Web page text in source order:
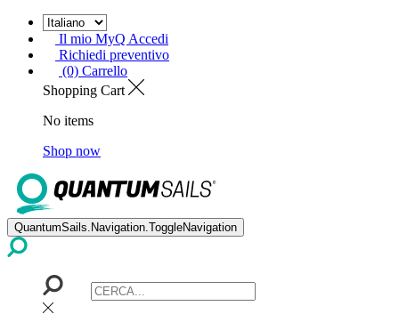
Il mio MyQ Accedi
Richiedi preventivo
(0) Carrello
Shopping Cart
No items
Shop now
QuantumSails.Navigation.ToggleNavigation